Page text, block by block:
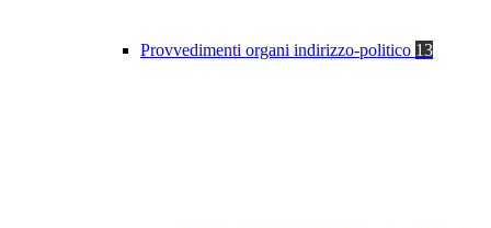
Provvedimenti organi indirizzo-politico 13